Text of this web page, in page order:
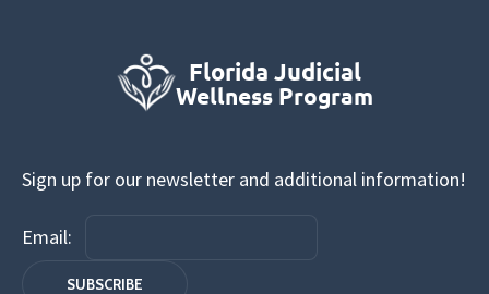
Sign up for our newsletter and additional information!
Email: